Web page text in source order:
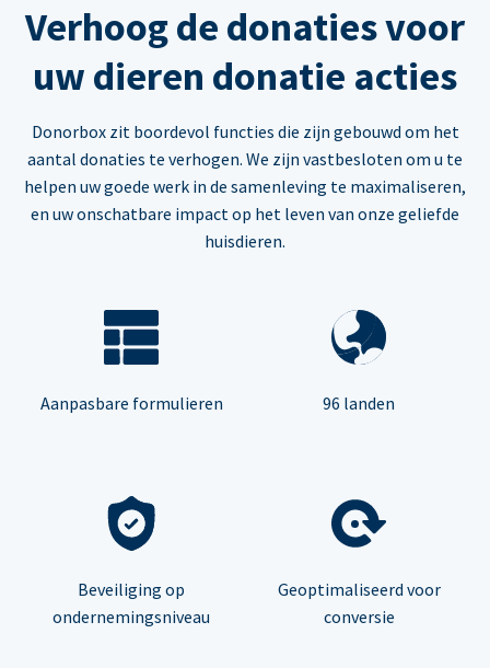
Verhoog de donaties voor
uw dieren donatie acties
Donorbox zit boordevol functies die zijn gebouwd om het
aantal donaties te verhogen. We zijn vastbesloten om u te
helpen uw goede werk in de samenleving te maximaliseren,
en uw onschatbare impact op het leven van onze geliefde
huisdieren.
Aanpasbare formulieren 96 landen
Beveiliging op
ondernemingsniveau
Geoptimaliseerd voor
conversie